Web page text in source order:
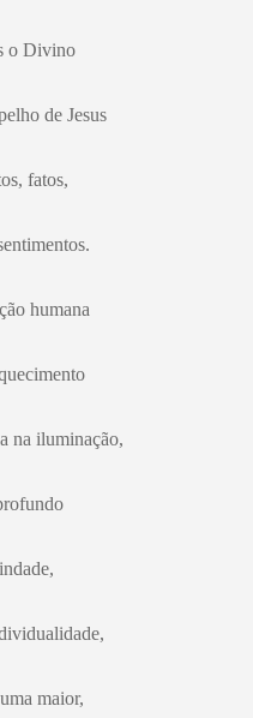
o Divino
de Jesus
fatos,
humana
na iluminação,
maior,